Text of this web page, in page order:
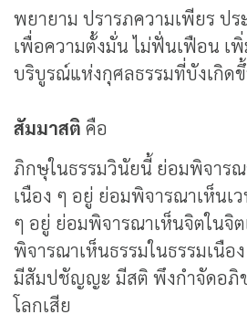
พยายาม ปรารภความเพียร ปร
เพื่อความตั้งมั่น ไม่ฟั่นเฟือน เ
บริบูรณ์แห่งกุศลธรรมที่บังเกิด
สัมมาสติ คือ
ภิกษุในธรรมวินัยนี้ ย่อมพิจารณ
เนือง ๆ อยู่ ย่อมพิจารณาเห็นเ
ๆ อยู่ ย่อมพิจารณาเห็นจิตในจิ
พิจารณาเห็นธรรมในธรรมเนือ
มีสัมปชัญญะ มีสติ พึงกำจัดอภิ
โลกเสีย